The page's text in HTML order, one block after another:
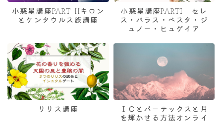
小惑星講座PART IIキロン
とケンタウルス族講座
小惑星講座PARTI セレ
ス・パラス・ベスタ・ジ
ュノー・ヒュゲイア
リリス講座
ＩＣとバーテックスと月
を輝かせる方法オンライ